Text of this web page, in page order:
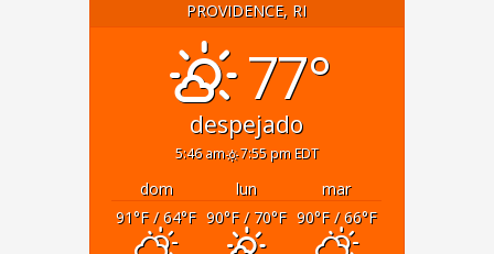
PROVIDENCE, RI
77°
despejado
5:46 am 7:55 pm EDT
dom lun
mar
91°F/ 64°F 90°F/ 70°F 90°F/ 66°F